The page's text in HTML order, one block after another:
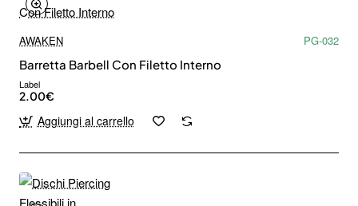
AWAKEN
PG-032
Barretta Barbell Con Filetto Interno
Label
2.00€
Aggiungi al carrello